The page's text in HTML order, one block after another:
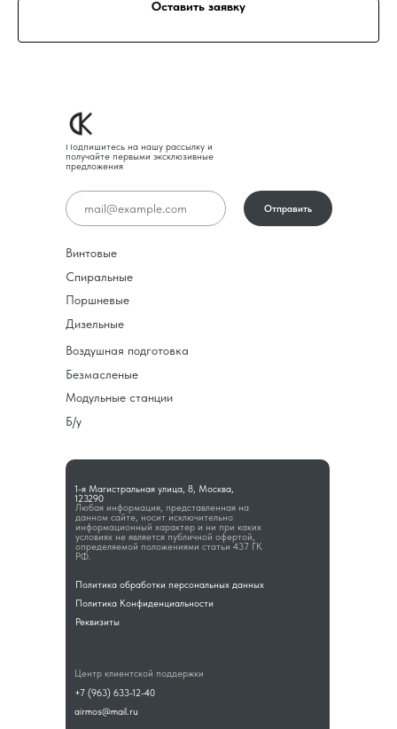
Оставить заявку
Любая информация, представленная на
данном сайте, носит исключительно
информационный характер и ни при каких
условиях не является публичной офертой,
определяемой положениями статьи 437 ГК
РФ.
1-я Магистральная улица, 8, Москва,
123290
Подпишитесь на нашу рассылку и
получайте первыми эксклюзивные
предложения
Винтовые
Спиральные
Поршневые
Дизельные
Воздушная подготовка
Безмасленые
Модульные станции
Б/у
Политика обработки персональных данных
Политика Конфиденциальности
Реквизиты
Центр клиентской поддержки
+7 (963) 633-12-40
airmos@mail.ru
Отправить